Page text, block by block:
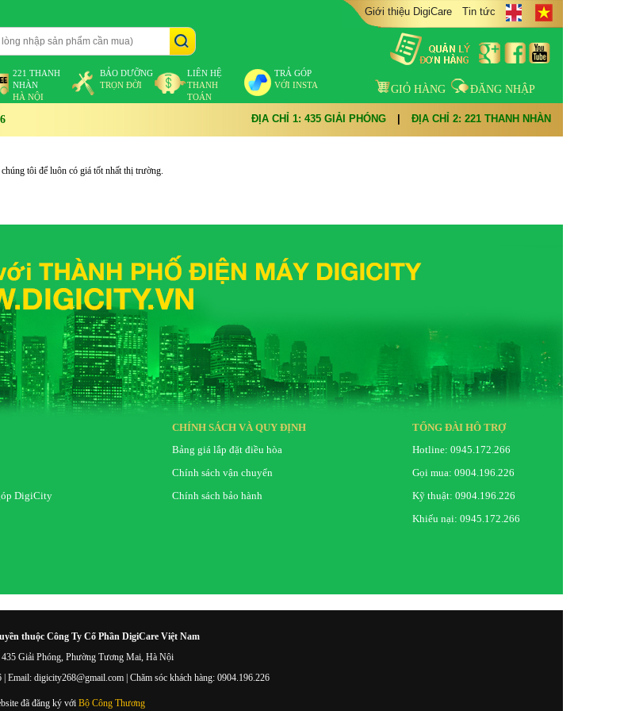
221 THANH
NHÀN
HÀ NỘI
BẢO DƯỠNG
TRỌN ĐỜI
LIÊN HỆ
THANH
TOÁN
TRẢ GÓP
VỚI INSTA
Giới thiệu DigiCare Tin tức
GIỎ HÀNG ĐĂNG NHẬP
ĐỊA CHỈ 1: 435 GIẢI PHÓNG ĐỊA CHỈ 2: 221 THANH NHÀN
tôi để luôn có giá tốt nhất thị trường.
DigiCity
CHÍNH SÁCH VÀ QUY ĐỊNH
Bảng giá lắp đặt điều hòa
Chính sách vận chuyển
Chính sách bảo hành
TỔNG ĐÀI HỖ TRỢ
Hotline: 0945.172.266
Gọi mua: 0904.196.226
Kỹ thuật: 0904.196.226
Khiếu nại: 0945.172.266
thuộc Công Ty Cổ Phần DigiCare Việt Nam
435 Giải Phóng, Phường Tương Mai, Hà Nội
Email: digicity268@gmail.com | Chăm sóc khách hàng: 0904.196.226
đã đăng ký với Bộ Công Thương